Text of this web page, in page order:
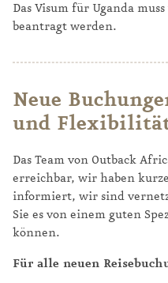
Das Visum für Uganda
beantragt werden.
Neue
und
Das Team von Outback
erreichbar, wir haben
informiert, wir sind
Sie es von einem guten
können.
Für alle neuen